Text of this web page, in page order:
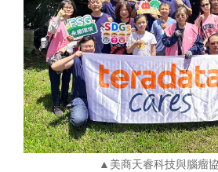
▲美商天睿科技與腦瘤